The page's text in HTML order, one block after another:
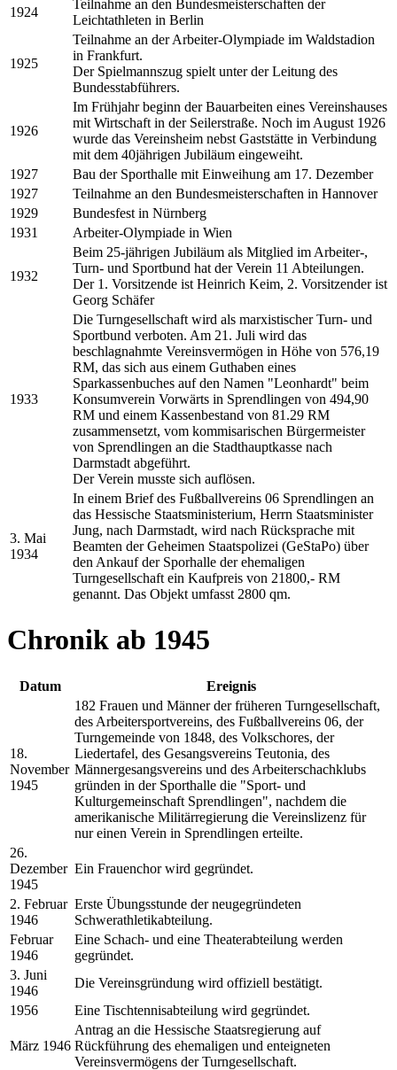
1924
Teilnahme an den Bundesmeisterschaften der
Leichtathleten in Berlin
1925
Teilnahme an der Arbeiter-Olympiade im Waldstadion
in Frankfurt.
Der Spielmannszug spielt unter der Leitung des
Bundesstabführers.
1926
Im Frühjahr beginn der Bauarbeiten eines Vereinshauses
mit Wirtschaft in der Seilerstraße. Noch im August 1926
wurde das Vereinsheim nebst Gaststätte in Verbindung
mit dem 40jährigen Jubiläum eingeweiht.
1927
Bau der Sporthalle mit Einweihung am 17. Dezember
1927
Teilnahme an den Bundesmeisterschaften in Hannover
1929
Bundesfest in Nürnberg
1931
Arbeiter-Olympiade in Wien
1932
Beim 25-jährigen Jubiläum als Mitglied im Arbeiter-,
Turn- und Sportbund hat der Verein 11 Abteilungen.
Der 1. Vorsitzende ist Heinrich Keim, 2. Vorsitzender ist
Georg Schäfer
1933
Die Turngesellschaft wird als marxistischer Turn- und
Sportbund verboten. Am 21. Juli wird das
beschlagnahmte Vereinsvermögen in Höhe von 576,19
RM, das sich aus einem Guthaben eines
Sparkassenbuches auf den Namen "Leonhardt" beim
Konsumverein Vorwärts in Sprendlingen von 494,90
RM und einem Kassenbestand von 81.29 RM
zusammensetzt, vom kommisarischen Bürgermeister
von Sprendlingen an die Stadthauptkasse nach
Darmstadt abgeführt.
Der Verein musste sich auflösen.
3. Mai
1934
In einem Brief des Fußballvereins 06 Sprendlingen an
das Hessische Staatsministerium, Herrn Staatsminister
Jung, nach Darmstadt, wird nach Rücksprache mit
Beamten der Geheimen Staatspolizei (GeStaPo) über
den Ankauf der Sporhalle der ehemaligen
Turngesellschaft ein Kaufpreis von 21800,- RM
genannt. Das Objekt umfasst 2800 qm.
Chronik ab 1945
Datum Ereignis
18.
November
1945
182 Frauen und Männer der früheren Turngesellschaft,
des Arbeitersportvereins, des Fußballvereins 06, der
Turngemeinde von 1848, des Volkschores, der
Liedertafel, des Gesangsvereins Teutonia, des
Männergesangsvereins und des Arbeiterschachklubs
gründen in der Sporthalle die "Sport- und
Kulturgemeinschaft Sprendlingen", nachdem die
amerikanische Militärregierung die Vereinslizenz für
nur einen Verein in Sprendlingen erteilte.
26.
Dezember
1945
Ein Frauenchor wird gegründet.
2. Februar
1946
Erste Übungsstunde der neugegründeten
Schwerathletikabteilung.
Februar
1946
Eine Schach- und eine Theaterabteilung werden
gegründet.
3. Juni
1946
Die Vereinsgründung wird offiziell bestätigt.
1956
Eine Tischtennisabteilung wird gegründet.
März 1946
Antrag an die Hessische Staatsregierung auf
Rückführung des ehemaligen und enteigneten
Vereinsvermögens der Turngesellschaft.